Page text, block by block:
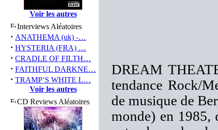
Voir les autres
Interviews Aléatoires
· ANATHEMA (uk) -…
· HYSTERIA (FRA) …
· CRADLE OF FILTH…
· FAITHFUL DARKNE…
· TRAMP’S WHITE L…
Voir les autres
CD Reviews Aléatoires
DREAM
tendance Rock/
de musique de
monde) en 1985,